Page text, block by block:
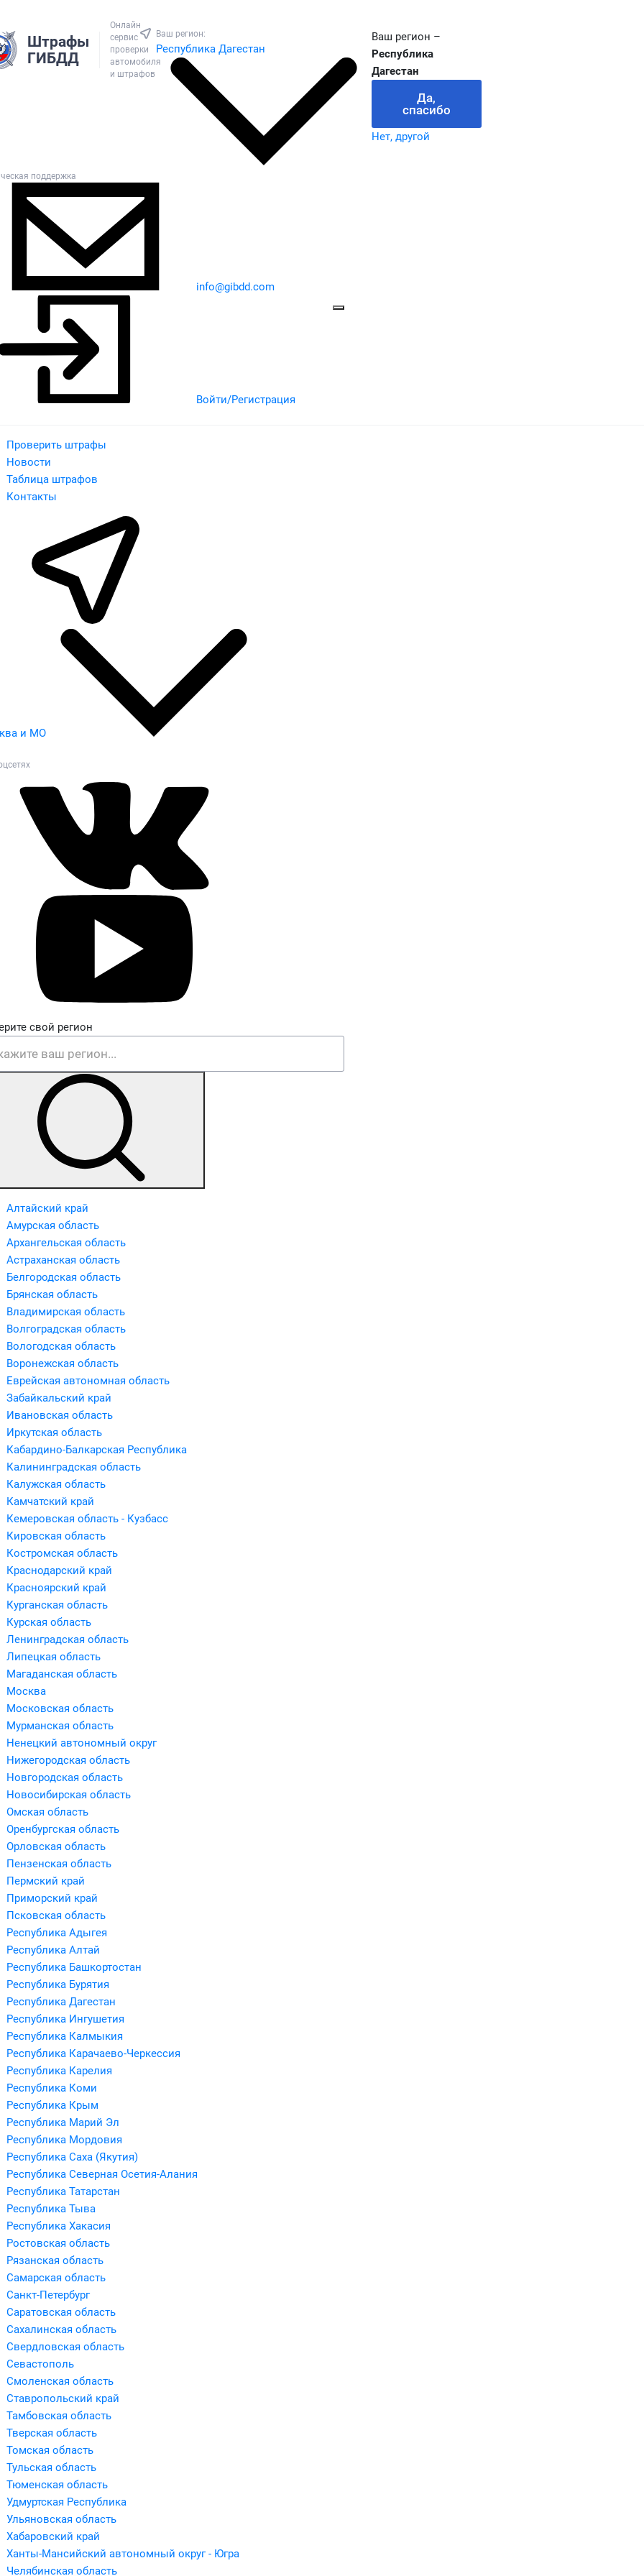
Штрафы
ГИБДД
Онлайн
сервис
проверки
автомобиля
и штрафов
Ваш регион:
Республика Дагестан
Ваш регион –
Республика
Дагестан
Да,
спасибо
Нет, другой
поддержка
info@gibdd.com
Войти/Регистрация
Проверить штрафы
Новости
Таблица штрафов
Контакты
и МО
свой регион
Алтайский край
Амурская область
Архангельская область
Астраханская область
Белгородская область
Брянская область
Владимирская область
Волгоградская область
Вологодская область
Воронежская область
Еврейская автономная область
Забайкальский край
Ивановская область
Иркутская область
Кабардино-Балкарская Республика
Калининградская область
Калужская область
Камчатский край
Кемеровская область - Кузбасс
Кировская область
Костромская область
Краснодарский край
Красноярский край
Курганская область
Курская область
Ленинградская область
Липецкая область
Магаданская область
Москва
Московская область
Мурманская область
Ненецкий автономный округ
Нижегородская область
Новгородская область
Новосибирская область
Омская область
Оренбургская область
Орловская область
Пензенская область
Пермский край
Приморский край
Псковская область
Республика Адыгея
Республика Алтай
Республика Башкортостан
Республика Бурятия
Республика Дагестан
Республика Ингушетия
Республика Калмыкия
Республика Карачаево-Черкессия
Республика Карелия
Республика Коми
Республика Крым
Республика Марий Эл
Республика Мордовия
Республика Саха (Якутия)
Республика Северная Осетия-Алания
Республика Татарстан
Республика Тыва
Республика Хакасия
Ростовская область
Рязанская область
Самарская область
Санкт-Петербург
Саратовская область
Сахалинская область
Свердловская область
Севастополь
Смоленская область
Ставропольский край
Тамбовская область
Тверская область
Томская область
Тульская область
Тюменская область
Удмуртская Республика
Ульяновская область
Хабаровский край
Ханты-Мансийский автономный округ - Югра
Челябинская область